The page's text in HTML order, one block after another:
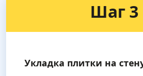
Шаг 3
Укладка плитки на